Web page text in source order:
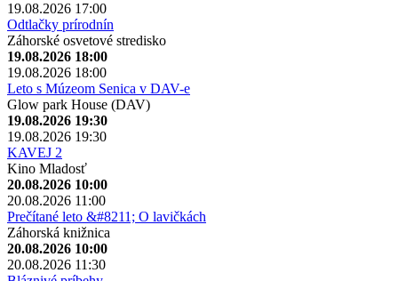
19.08.2026 17:00
Odtlačky prírodnín
Záhorské osvetové stredisko
19.08.2026 18:00
19.08.2026 18:00
Leto s Múzeom Senica v DAV-e
Glow park House (DAV)
19.08.2026 19:30
19.08.2026 19:30
KAVEJ 2
Kino Mladosť
20.08.2026 10:00
20.08.2026 11:00
Prečítané leto &#8211; O lavičkách
Záhorská knižnica
20.08.2026 10:00
20.08.2026 11:30